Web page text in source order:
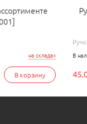
на складах
В корзину
В